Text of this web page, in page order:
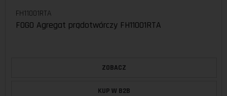
FH11001RTA
FOGO Agregat prądotwórczy FH11001RTA
ZOBACZ
KUP W B2B